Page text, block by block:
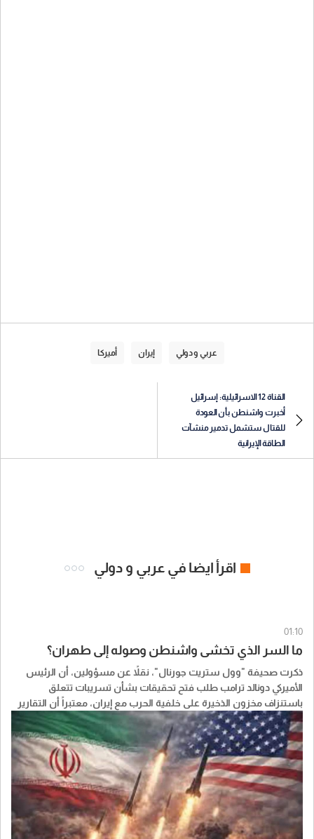
عربي و دولي إيران أميركا
القناة 12 الاسرائيلية: إسرائيل
أخبرت واشنطن بأن العودة
للقتال ستشمل تدمير منشآت
الطاقة الإيرانية
اقرأ ايضا في عربي و دولي
01:10
ما السر الذي تخشى واشنطن وصوله إلى طهران؟
ذكرت صحيفة "وول ستريت جورنال"، نقلاً عن مسؤولين، أن الرئيس
الأميركي ​دونالد ترامب​ طلب فتح تحقيقات بشأن تسريبات تتعلق
باستنزاف مخزون الذخيرة على خلفية الحرب مع إيران، معتبراً أن التقارير
عن مستويات الذخيرة قد تمنح النظام الإيراني جرأة أكبر وتضعف مساعي
واشنطن لكبح برنامج ايران النووي.